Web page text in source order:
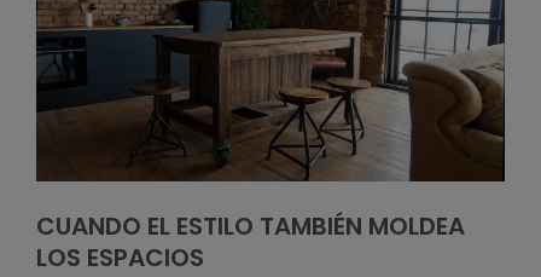
CUANDO EL ESTILO TAMBIÉN MOLDEA
LOS ESPACIOS